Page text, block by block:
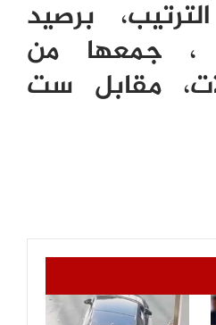
برصيد
جمعها من
مقابل ست